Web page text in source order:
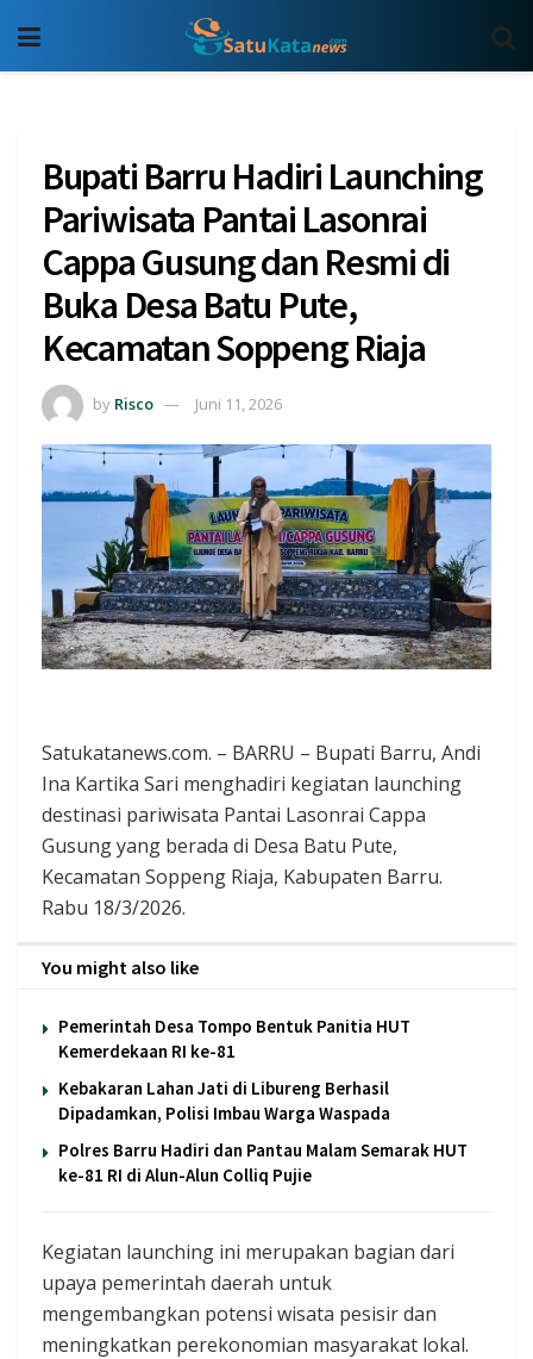
Bupati Barru Hadiri Launching
Pariwisata Pantai Lasonrai
Cappa Gusung dan Resmi di
Buka Desa Batu Pute,
Kecamatan Soppeng Riaja
by Risco Juni 11, 2026
Satukatanews.com. – BARRU – Bupati Barru, Andi
Ina Kartika Sari menghadiri kegiatan launching
destinasi pariwisata Pantai Lasonrai Cappa
Gusung yang berada di Desa Batu Pute,
Kecamatan Soppeng Riaja, Kabupaten Barru.
Rabu 18/3/2026.
You might also like
Pemerintah Desa Tompo Bentuk Panitia HUT
Kemerdekaan RI ke-81
Kebakaran Lahan Jati di Libureng Berhasil
Dipadamkan, Polisi Imbau Warga Waspada
Polres Barru Hadiri dan Pantau Malam Semarak HUT
ke-81 RI di Alun-Alun Colliq Pujie
Kegiatan launching ini merupakan bagian dari
upaya pemerintah daerah untuk
mengembangkan potensi wisata pesisir dan
meningkatkan perekonomian masyarakat lokal.